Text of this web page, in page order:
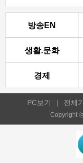
방송EN
생활.문화
경제
PC보기 | 전체
Copyright